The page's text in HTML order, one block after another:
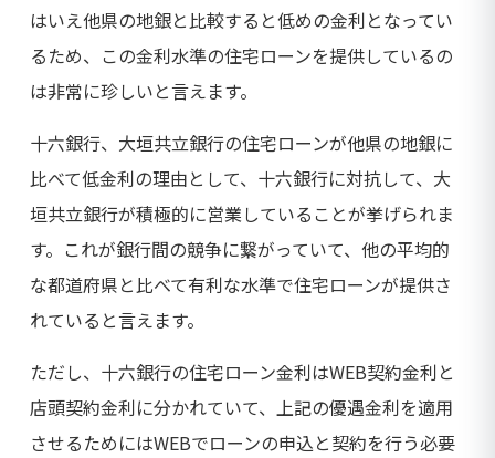
はいえ他県の地銀と比較すると低めの金利となってい
るため、この金利水準の住宅ローンを提供しているの
は非常に珍しいと言えます。
十六銀行、大垣共立銀行の住宅ローンが他県の地銀に
比べて低金利の理由として、十六銀行に対抗して、大
垣共立銀行が積極的に営業していることが挙げられま
す。これが銀行間の競争に繋がっていて、他の平均的
な都道府県と比べて有利な水準で住宅ローンが提供さ
れていると言えます。
ただし、十六銀行の住宅ローン金利はWEB契約金利と
店頭契約金利に分かれていて、上記の優遇金利を適用
させるためにはWEBでローンの申込と契約を行う必要